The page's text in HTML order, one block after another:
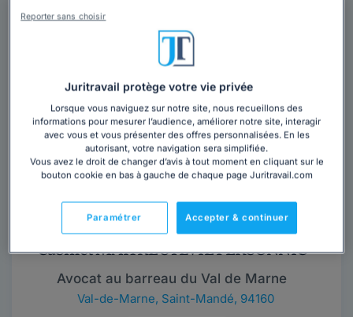
Me Myriam ALLAIN est avocat au Barreau du Val-de-
Marne.Elle vous reçoit dans son cabinet à Vincennes,
sur rendez-vous, du lundi au vendredi....Lire la suite
Cabinet MAÎTRE SYLVIE PERSONNIC
Avocat au barreau du Val de Marne
Val-de-Marne, Saint-Mandé, 94160
Juritravail protège votre vie privée
Lorsque vous naviguez sur notre site, nous recueillons des
informations pour mesurer l’audience, améliorer notre site, interagir
avec vous et vous présenter des offres personnalisées. En les
autorisant, votre navigation sera simplifiée.
Vous avez le droit de changer d’avis à tout moment en cliquant sur le
bouton cookie en bas à gauche de chaque page Juritravail.com
Accepter & continuer
Paramétrer
Reporter sans choisir